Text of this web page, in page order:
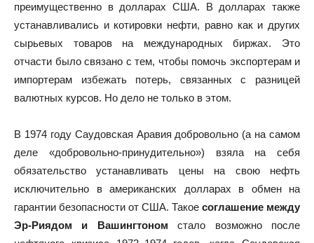
преимущественно в долларах США. В долларах также
устанавливались и котировки нефти, равно как и других
сырьевых товаров на международных биржах. Это
отчасти было связано с тем, чтобы помочь экспортерам и
импортерам избежать потерь, связанных с разницей
валютных курсов. Но дело не только в этом.
В 1974 году Саудовская Аравия добровольно (а на самом
деле «добровольно-принудительно») взяла на себя
обязательство устанавливать цены на свою нефть
исключительно в американских долларах в обмен на
гарантии безопасности от США. Такое соглашение между
Эр-Риядом и Вашингтоном стало возможно после